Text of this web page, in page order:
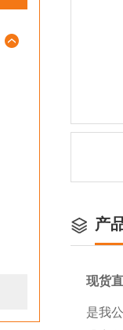
产
现货
是我